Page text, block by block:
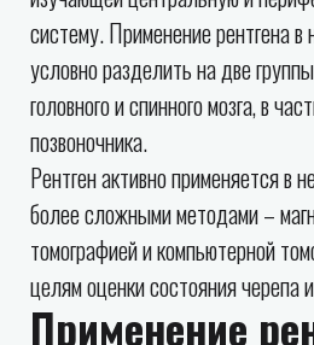
систему. Применение рентгена в
условно разделить на две
головного и спинного мозга, в
позвоночника.
Рентген активно применяется в
более сложными методами –
томографией и компьютерной
целям оценки состояния черепа
Применение